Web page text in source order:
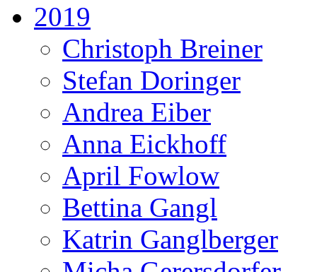
2019
Christoph Breiner
Stefan Doringer
Andrea Eiber
Anna Eickhoff
April Fowlow
Bettina Gangl
Katrin Ganglberger